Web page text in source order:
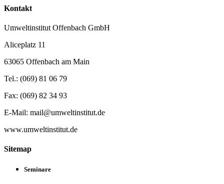
Kontakt
Umweltinstitut Offenbach GmbH
Aliceplatz 11
63065 Offenbach am Main
Tel.: (069) 81 06 79
Fax: (069) 82 34 93
E-Mail: mail@umweltinstitut.de
www.umweltinstitut.de
Sitemap
Seminare